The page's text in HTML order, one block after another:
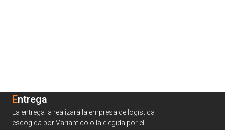
Entrega
La entrega la realizará la empresa de logística
escogida por Variantico o la elegida por el